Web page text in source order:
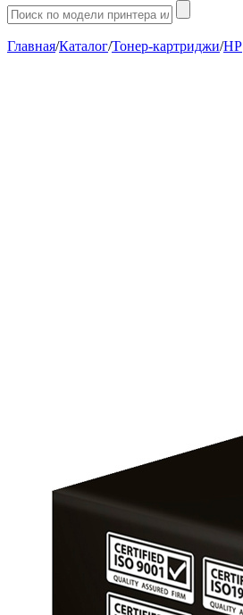
Главная/Каталог/Тонер-картриджи/HP